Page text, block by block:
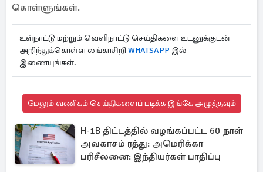
கொள்ளுங்கள்.
உள்நாட்டு மற்றும் வெளிநாட்டு செய்திகளை உடனுக்குடன்
அறிந்துக்கொள்ள லங்காசிறி WHATSAPP இல்
இணையுங்கள்.
மேலும் வணிகம் செய்திகளைப் படிக்க இங்கே அழுத்தவும்
H-1B திட்டத்தில் வழங்கப்பட்ட 60 நாள்
அவகாசம் ரத்து: அமெரிக்கா
பரிசீலனை: இந்தியர்கள் பாதிப்பு